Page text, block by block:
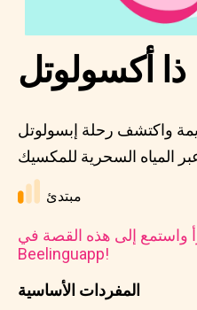
المفردات الأساسية
ذا أكسولوتل
واكتشف رحلة إبسولوتل
مبتدئ
واستمع إلى هذه القصة في
Beelinguapp!